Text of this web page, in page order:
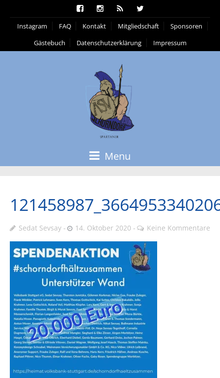
Instagram FAQ Kontakt Mitgliedschaft
Sponsoren
Gästebuch
Datenschutzerklärung Impressum
Menu
Sedat Sevsay 14. Oktober 2020 Keine Kommentare